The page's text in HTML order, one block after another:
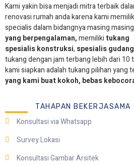
Kami yakin bisa menjadi mitra terbaik
renovasi rumah anda karena kami
specialis dalam bidangnya masing
yang berpengalaman,memiliki tukang
spesialiskonstruksi, spesialis
tukang dengan jam terbang lebih dari 10
kami siapkan adalah tukang pilihan yang
yang kami buat kokoh, bebas
TAHAPAN BEKERJASAMA
Konsultasi via Whatsapp
Survey Lokasi
Konsultasi Gambar Arsitek